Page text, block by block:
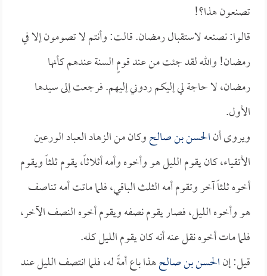
تصنعون هذا؟!
قالوا: نصنعه لاستقبال رمضان. قالت: وأنتم لا تصومون إلا في
رمضان! والله لقد جئت من عند قومٍ السنة عندهم كأنها
رمضان، لا حاجة لي إليكم ردوني إليهم. فرجعت إلى سيدها
الأول.
ويروى أنالحسن بن صالحوكان من الزهاد العباد الورعين
الأتقياء، كان يقوم الليل هو وأخوه وأمه أثلاثاً، يقوم ثلثاً ويقوم
أخوه ثلثاً آخر وتقوم أمه الثلث الباقي، فلما ماتت أمه تناصف
هو وأخوه الليل، فصار يقوم نصفه ويقوم أخوه النصف الآخر،
فلما مات أخوه نقل عنه أنه كان يقوم الليل كله.
قيل: إنالحسن بن صالحهذا باع أمةً له، فلما انتصف الليل عند